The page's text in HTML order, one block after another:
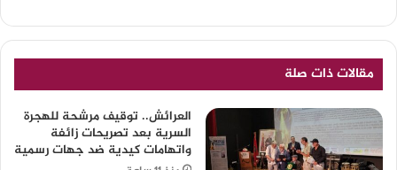
مقالات ذات صلة
العرائش.. توقيف مرشحة للهجرة
السرية بعد تصريحات زائفة
واتهامات كيدية ضد جهات رسمية